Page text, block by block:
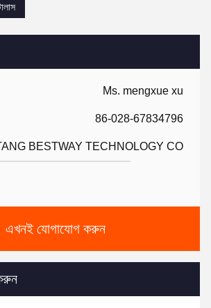
Ms. mengxue xu
86-028-67834796
BESTWAY TECHNOLOGY CO
এখনই যোগাযোগ করুন